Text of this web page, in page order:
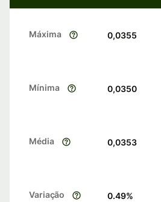
Máxima 0,0355
Mínima 0,0350
Média 0,0353
Variação 0.49%